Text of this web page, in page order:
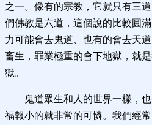
之一。像有的宗教，它就只有三
們佛教是六道，這個說的比較圓
力可能會去鬼道、也有的會去天
畜生，罪業極重的會下地獄，就
獄。
鬼道眾生和人的世界一樣，
福報小的就非常的可憐。我們經